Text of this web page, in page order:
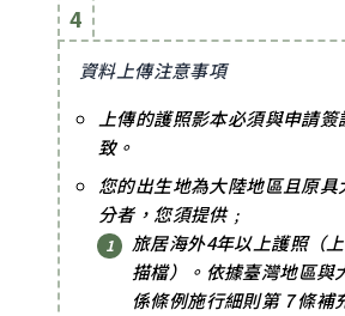
4
資料上傳注意事項
上傳的護照影本必須與申請
致。
您的出生地為大陸地區且原
分者，您須提供﹔
旅居海外4年以上護照（
描檔）。依據臺灣地區與
係條例施行細則第 7 條補